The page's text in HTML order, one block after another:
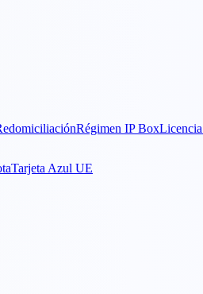
Régimen IP Box
Tarjeta Azul UE